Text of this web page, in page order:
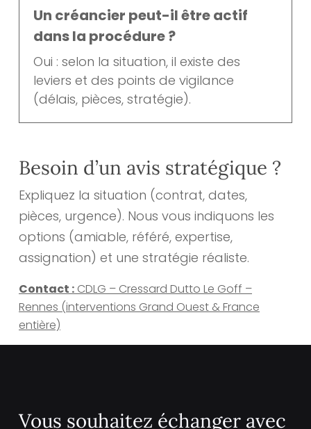
Un créancier peut-il être actif
dans la procédure ?
Oui : selon la situation, il existe des
leviers et des points de vigilance
(délais, pièces, stratégie).
Besoin d’un avis stratégique ?
Expliquez la situation (contrat, dates,
pièces, urgence). Nous vous indiquons les
options (amiable, référé, expertise,
assignation) et une stratégie réaliste.
Contact : CDLG – Cressard Dutto Le Goff –
Rennes (interventions Grand Ouest & France
entière)
Vous souhaitez échanger avec